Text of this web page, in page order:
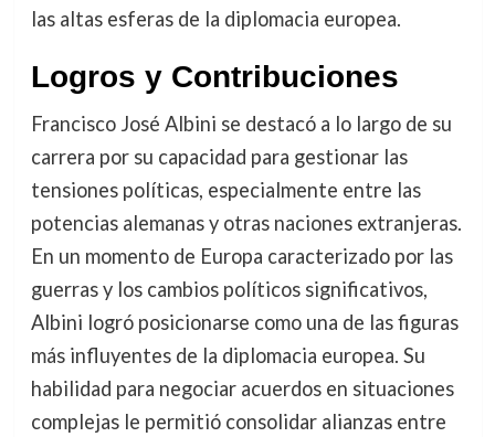
las altas esferas de la diplomacia europea.
Logros y Contribuciones
Francisco José Albini se destacó a lo largo de su
carrera por su capacidad para gestionar las
tensiones políticas, especialmente entre las
potencias alemanas y otras naciones extranjeras.
En un momento de Europa caracterizado por las
guerras y los cambios políticos significativos,
Albini logró posicionarse como una de las figuras
más influyentes de la diplomacia europea. Su
habilidad para negociar acuerdos en situaciones
complejas le permitió consolidar alianzas entre